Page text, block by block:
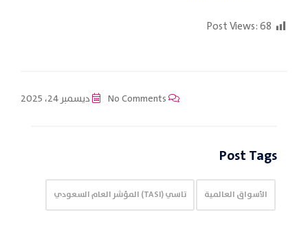
Post Views:68
ديسمبر 24، 2025
Post Tags
الأسواق العالمية تاسي (TASI) المؤشر العام السعودي